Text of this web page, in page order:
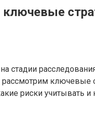
стадии
ключевые
риски учитывать